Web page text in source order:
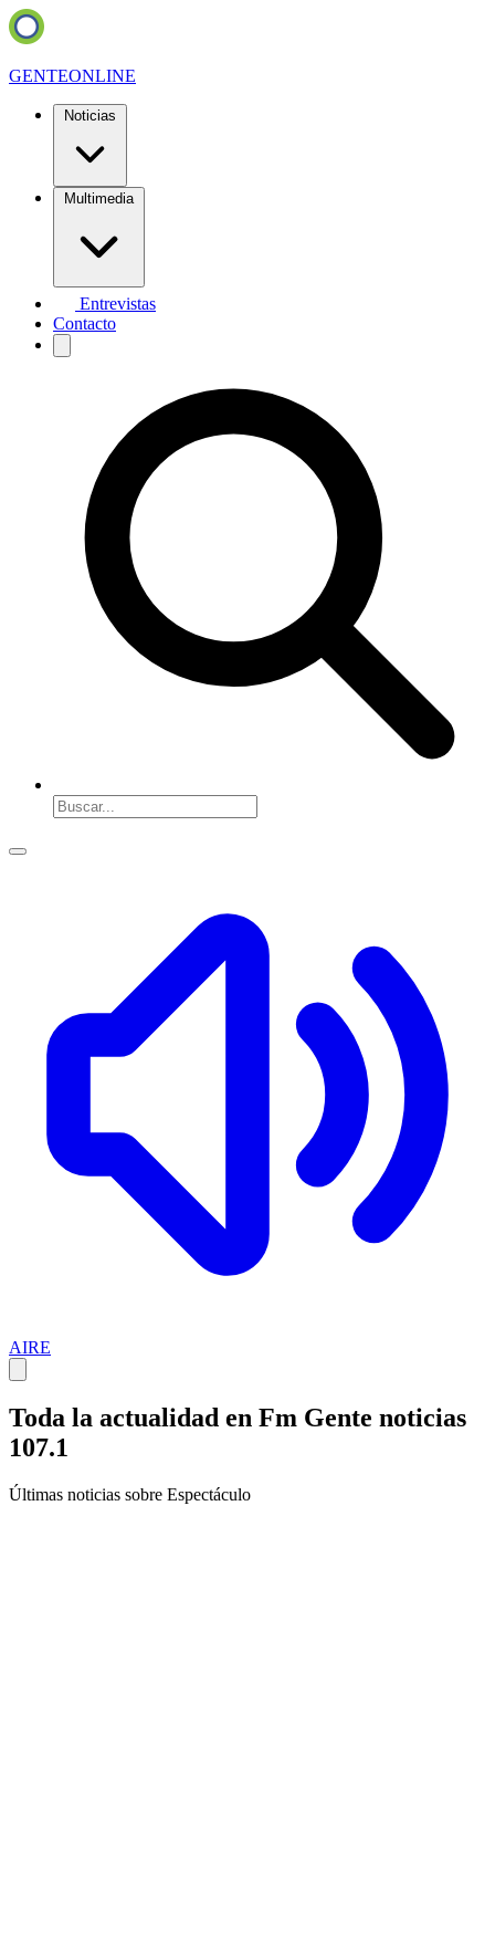
GENTEONLINE
Noticias
Multimedia
Entrevistas
Contacto
AIRE
Toda la actualidad en Fm Gente noticias
107.1
Últimas noticias sobre Espectáculo